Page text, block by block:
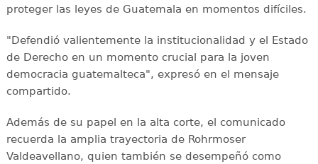
proteger las leyes de Guatemala en momentos difíciles.
"Defendió valientemente la institucionalidad y el Estado
de Derecho en un momento crucial para la joven
democracia guatemalteca", expresó en el mensaje
compartido.
Además de su papel en la alta corte, el comunicado
recuerda la amplia trayectoria de Rohrmoser
Valdeavellano, quien también se desempeñó como